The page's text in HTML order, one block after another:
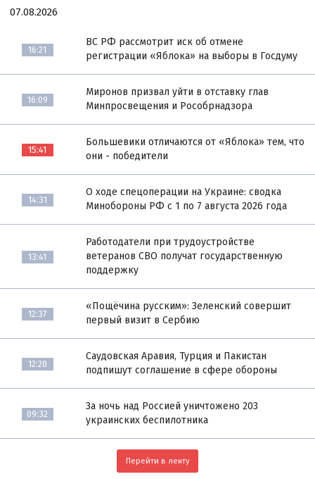
07.08.2026
16:21
ВС РФ рассмотрит иск об отмене
регистрации «Яблока» на выборы в Госдуму
16:09
Миронов призвал уйти в отставку глав
Минпросвещения и Рособрнадзора
15:41
Большевики отличаются от «Яблока» тем, что
они - победители
14:31
О ходе спецоперации на Украине: сводка
Минобороны РФ с 1 по 7 августа 2026 года
13:41
Работодатели при трудоустройстве
ветеранов СВО получат государственную
поддержку
12:37
«Пощёчина русским»: Зеленский совершит
первый визит в Сербию
12:20
Саудовская Аравия, Турция и Пакистан
подпишут соглашение в сфере обороны
09:32
За ночь над Россией уничтожено 203
украинских беспилотника
Перейти в ленту